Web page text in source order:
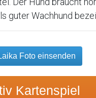
guter Wachhund
Foto einsenden
Kartenspiel